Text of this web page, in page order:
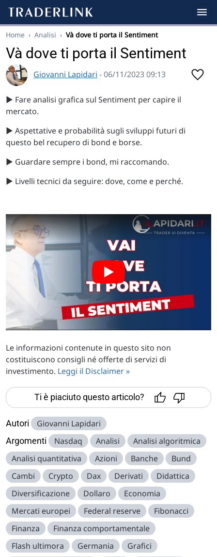
Home › Analisi › Và dove ti porta il Sentiment
Và dove ti porta il Sentiment
Giovanni Lapidari - 06/11/2023 09:13
▶️ Fare analisi grafica sul Sentiment per capire il
mercato.
▶️ Aspettative e probabilità sugli sviluppi futuri di
questo bel recupero di bond e borse.
▶️ Guardare sempre i bond, mi raccomando.
▶️ Livelli tecnici da seguire: dove, come e perché.
Le informazioni contenute in questo sito non
costituiscono consigli né offerte di servizi di
investimento. Leggi il Disclaimer »
Ti è piaciuto questo articolo?
Autori Giovanni Lapidari
Argomenti Nasdaq Analisi
Analisi algoritmica
Analisi quantitativa
Azioni Banche
Bund
Cambi
Crypto Dax Derivati
Didattica
Diversificazione
Dollaro
Economia
Mercati europei
Federal reserve
Fibonacci
Finanza
Finanza comportamentale
Flash ultimora
Germania
Grafici